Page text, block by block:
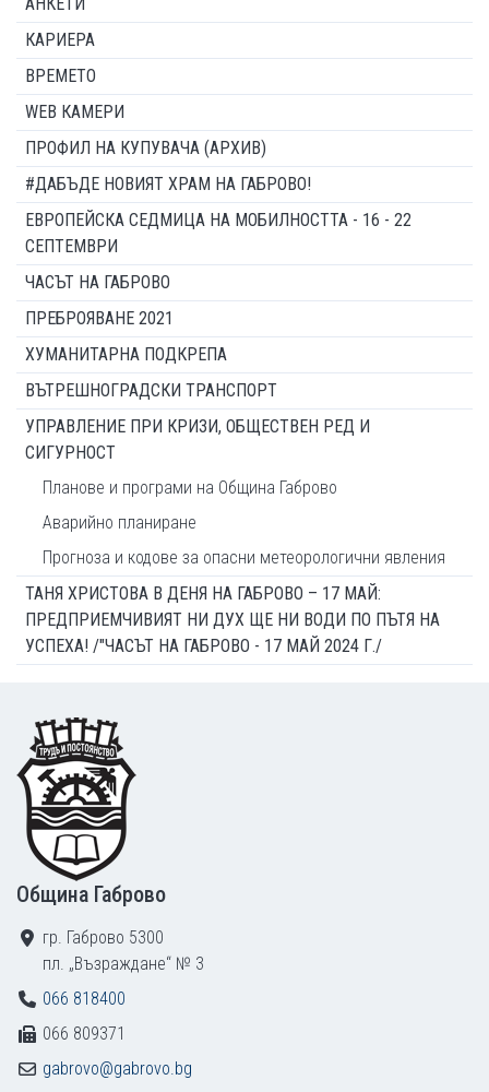
КАРИЕРА
ВРЕМЕТО
WEB КАМЕРИ
ПРОФИЛ НА КУПУВАЧА (АРХИВ)
#ДАБЪДЕ НОВИЯТ ХРАМ НА ГАБРОВО!
ЕВРОПЕЙСКА СЕДМИЦА НА МОБИЛНОСТТА - 16 - 22
СЕПТЕМВРИ
ЧАСЪТ НА ГАБРОВО
ПРЕБРОЯВАНЕ 2021
ХУМАНИТАРНА ПОДКРЕПА
ВЪТРЕШНОГРАДСКИ ТРАНСПОРТ
УПРАВЛЕНИЕ ПРИ КРИЗИ, ОБЩЕСТВЕН РЕД И
СИГУРНОСТ
Планове и програми на Община Габрово
Аварийно планиране
Прогноза и кодове за опасни метеорологични явления
ТАНЯ ХРИСТОВА В ДЕНЯ НА ГАБРОВО – 17 МАЙ:
ПРЕДПРИЕМЧИВИЯТ НИ ДУХ ЩЕ НИ ВОДИ ПО ПЪТЯ НА
УСПЕХА! /"ЧАСЪТ НА ГАБРОВО - 17 МАЙ 2024 Г./
Footer
Община Габрово
гр. Габрово 5300
пл. „Възраждане“ № 3
066 818400
066 809371
gabrovo@gabrovo.bg